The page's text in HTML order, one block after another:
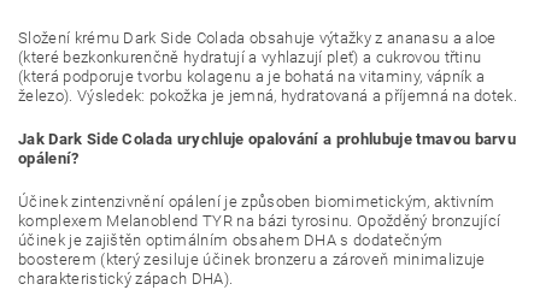
Složení krému Dark Side Colada obsahuje výtažky z ananasu a aloe
(které bezkonkurenčně hydratují a vyhlazují pleť) a cukrovou třtinu
(která podporuje tvorbu kolagenu a je bohatá na vitaminy, vápník a
železo). Výsledek: pokožka je jemná, hydratovaná a příjemná na dotek.
Jak Dark Side Colada urychluje opalování a prohlubuje tmavou barvu
opálení?
Účinek zintenzivnění opálení je způsoben biomimetickým, aktivním
komplexem Melanoblend TYR na bázi tyrosinu. Opožděný bronzující
účinek je zajištěn optimálním obsahem DHA s dodatečným
boosterem (který zesiluje účinek bronzeru a zároveň minimalizuje
charakteristický zápach DHA).